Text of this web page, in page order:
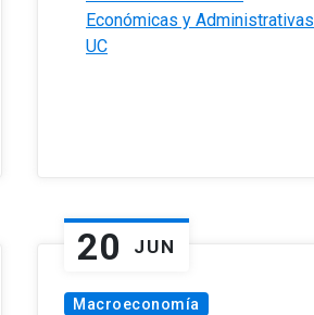
Económicas y Administrativas
UC
20 JUN
Macroeconomía